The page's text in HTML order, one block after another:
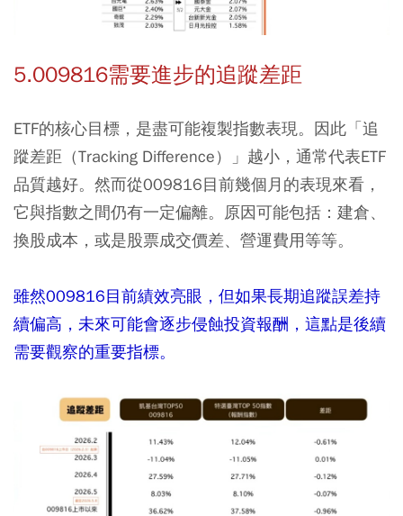
5.009816需要進步的追蹤差距
ETF的核心目標，是盡可能複製指數表現。因此「追
蹤差距（Tracking Difference）」越小，通常代表ETF
品質越好。然而從009816目前幾個月的表現來看，
它與指數之間仍有一定偏離。原因可能包括：建倉、
換股成本，或是股票成交價差、營運費用等等。
雖然009816目前績效亮眼，但如果長期追蹤誤差持
續偏高，未來可能會逐步侵蝕投資報酬，這點是後續
需要觀察的重要指標。